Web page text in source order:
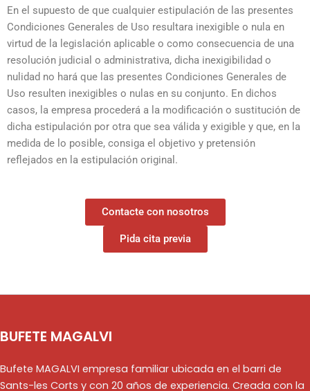
En el supuesto de que cualquier estipulación de las presentes
Condiciones Generales de Uso resultara inexigible o nula en
virtud de la legislación aplicable o como consecuencia de una
resolución judicial o administrativa, dicha inexigibilidad o
nulidad no hará que las presentes Condiciones Generales de
Uso resulten inexigibles o nulas en su conjunto. En dichos
casos, la empresa procederá a la modificación o sustitución de
dicha estipulación por otra que sea válida y exigible y que, en la
medida de lo posible, consiga el objetivo y pretensión
reflejados en la estipulación original.
Contacte con nosotros
Pida cita previa
BUFETE MAGALVI
Bufete MAGALVI empresa familiar ubicada en el barri de
Sants-les Corts y con 20 años de experiencia. Creada con la